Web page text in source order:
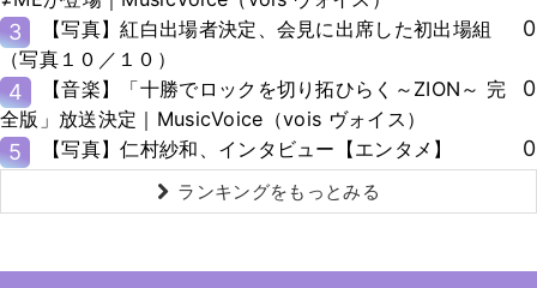
3
【写真】紅白出場者決定、会見に出席した初出場組
（写真１０／１０）
0
4
【音楽】「十勝でロックを切り拓ひらく～ZION～ 完
全版」放送決定｜MusicVoice（vois ヴォイス）
0
5 【写真】仁村紗和、インタビュー【エンタメ】 0
ランキングをもっとみる